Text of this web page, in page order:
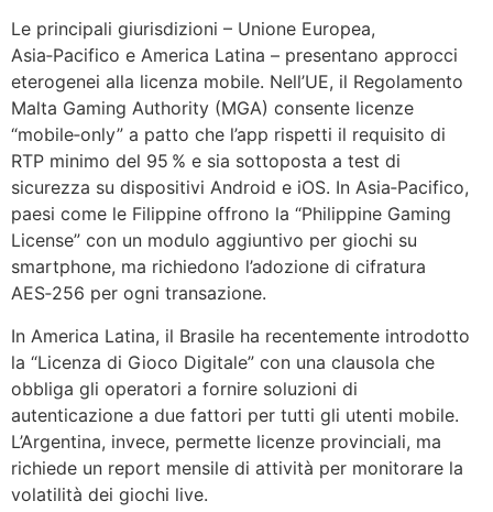
Le principali giurisdizioni – Unione Europea,
Asia‑Pacifico e America Latina – presentano approcci
eterogenei alla licenza mobile. Nell’UE, il Regolamento
Malta Gaming Authority (MGA) consente licenze
“mobile‑only” a patto che l’app rispetti il requisito di
RTP minimo del 95 % e sia sottoposta a test di
sicurezza su dispositivi Android e iOS. In Asia‑Pacifico,
paesi come le Filippine offrono la “Philippine Gaming
License” con un modulo aggiuntivo per giochi su
smartphone, ma richiedono l’adozione di cifratura
AES‑256 per ogni transazione.
In America Latina, il Brasile ha recentemente introdotto
la “Licenza di Gioco Digitale” con una clausola che
obbliga gli operatori a fornire soluzioni di
autenticazione a due fattori per tutti gli utenti mobile.
L’Argentina, invece, permette licenze provinciali, ma
richiede un report mensile di attività per monitorare la
volatilità dei giochi live.